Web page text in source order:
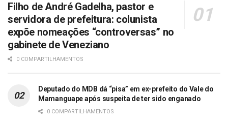
Filho de André Gadelha, pastor e
servidora de prefeitura: colunista
expõe nomeações “controversas” no
gabinete de Veneziano
0 COMPARTILHAMENTOS
Deputado do MDB dá “pisa” em ex-prefeito do Vale do
Mamanguape após suspeita de ter sido enganado
0 COMPARTILHAMENTOS